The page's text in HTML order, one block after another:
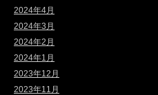
2024年4月
2024年3月
2024年2月
2024年1月
2023年12月
2023年11月